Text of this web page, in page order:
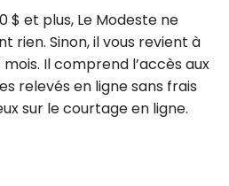
$ et plus, Le Modeste ne
rien. Sinon, il vous revient à
Il comprend l’accès aux
relevés en ligne sans frais
sur le courtage en ligne.